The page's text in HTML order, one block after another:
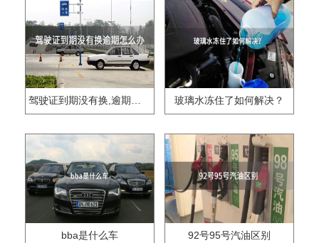
驾驶证到期没有换,逾期怎么办?? 玻璃水冻住了如何解决？
bba是什么车 92号95号汽油区别